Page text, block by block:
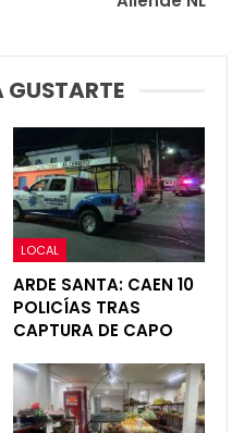
GUSTARTE
LOCAL
ARDE SANTA: CAEN 10
POLICÍAS TRAS
CAPTURA DE CAPO